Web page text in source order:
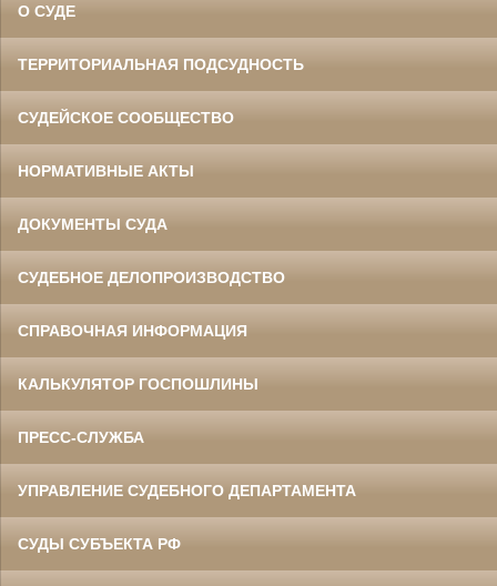
О СУДЕ
ТЕРРИТОРИАЛЬНАЯ ПОДСУДНОСТЬ
СУДЕЙСКОЕ СООБЩЕСТВО
НОРМАТИВНЫЕ АКТЫ
ДОКУМЕНТЫ СУДА
СУДЕБНОЕ ДЕЛОПРОИЗВОДСТВО
СПРАВОЧНАЯ ИНФОРМАЦИЯ
КАЛЬКУЛЯТОР ГОСПОШЛИНЫ
ПРЕСС-СЛУЖБА
УПРАВЛЕНИЕ СУДЕБНОГО ДЕПАРТАМЕНТА
СУДЫ СУБЪЕКТА РФ